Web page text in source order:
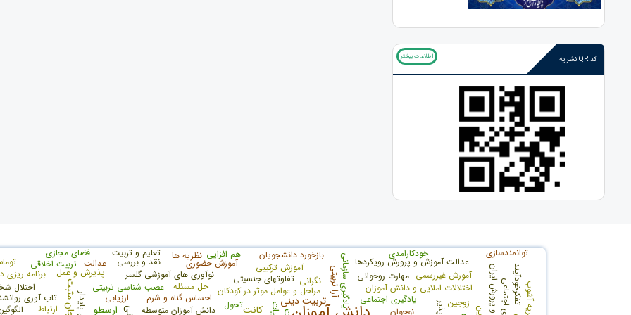
کد QR نشریه اطلاعات بیشتر
تربیت دینی
کانت ارسطو هیجان مثبت احساس گناه و شرم
تاب آوری
دانش آموزان متوسطه
یادگیری سازمانی یادگیری اجتماعی
مراحل و عوامل موثر در کودکان
تفاوتهای جنسیتی
عصب شناسی تربیتی
نوآوری های آموزشی گلسر
اختلالات املایی و دانش آموزان
مهارت روخوانی
اختلال
پذیرش و عمل
ارزیابی
ارتباط
نقد و بررسی
آرا تربیتی برنامه ریزی
آموزش حضوری آموزش ترکیبی
بازخورد دانشجویان
نظریه آشوب
عدالت آموزش و پرورش رویکردها
تحول
تربیت اخلاقی
نوجوان
آمورش غیررسمی
فضای مجازی تعلیم و تربیت نظریه ها
حل مسئله
خودکارامدی
نگرانی
توانمندسازی هم افزایی
تفکرخودآیند عدالت
زوجين